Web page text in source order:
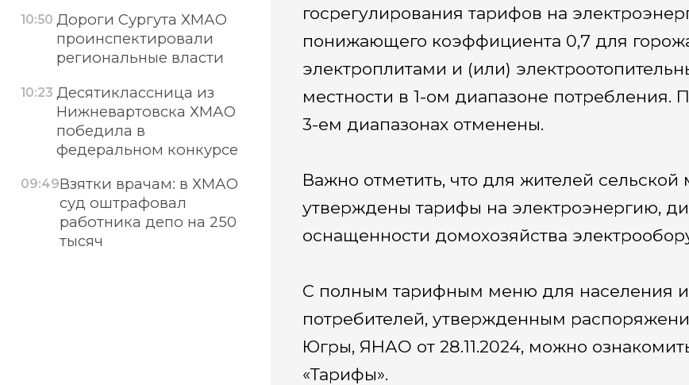
госрегулирования тарифов на
понижающего коэффициента 0,7 для
электроплитами и (или)
местности в 1-ом диапазоне
3-ем диапазонах отменены.
Важно отметить, что для жителей сельской
утверждены тарифы на электроэнергию,
оснащенности домохозяйства
С полным тарифным меню для населения и
потребителей, утвержденным
Югры, ЯНАО от 28.11.2024, можно
«Тарифы».
10:50 Дороги Сургута ХМАО
проинспектировали
региональные власти
10:23 Десятиклассница из
Нижневартовска ХМАО
победила в
федеральном конкурсе
09:49Взятки врачам: в ХМАО
суд оштрафовал
работника депо на 250
тысяч